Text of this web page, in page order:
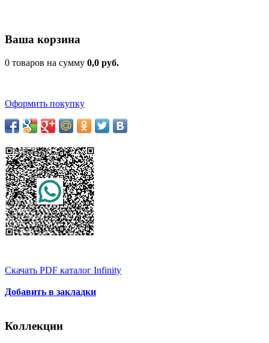
Ваша корзина
0 товаров на сумму 0,0 руб.
Оформить покупку
Скачать PDF каталог Infinity
Добавить в закладки
Коллекции